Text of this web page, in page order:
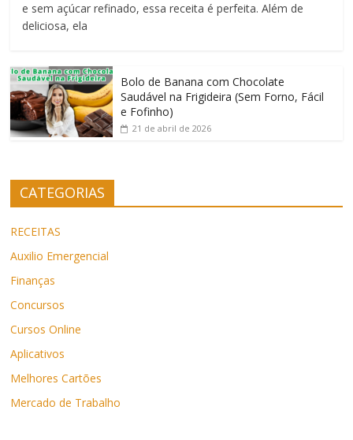
e sem açúcar refinado, essa receita é perfeita. Além de
deliciosa, ela
Bolo de Banana com Chocolate
Saudável na Frigideira (Sem Forno, Fácil
e Fofinho)
21 de abril de 2026
CATEGORIAS
RECEITAS
Auxilio Emergencial
Finanças
Concursos
Cursos Online
Aplicativos
Melhores Cartões
Mercado de Trabalho